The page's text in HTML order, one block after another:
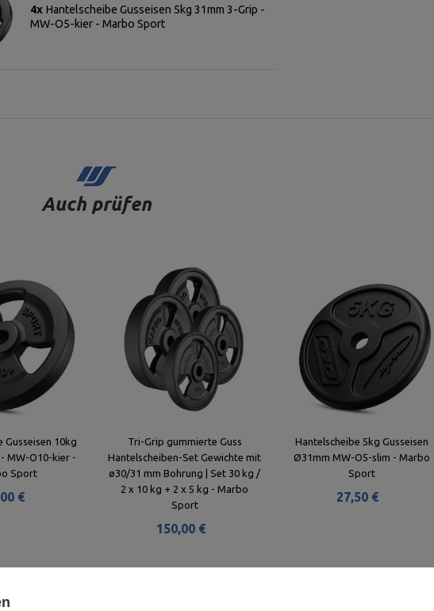
4x Hantelscheibe Gusseisen 5kg 31mm 3-Grip -
MW-O5-kier - Marbo Sport
Auch prüfen
Gusseisen 10kg
MW-O10-kier -
Sport
€
Tri-Grip gummierte Guss
Hantelscheiben-Set Gewichte mit
ø30/31 mm Bohrung | Set 30 kg /
2 x 10 kg + 2 x 5 kg - Marbo
Sport
150,00 €
Hantelscheibe 5kg Gusseisen
Ø31mm MW-O5-slim - Marbo
Sport
27,50 €